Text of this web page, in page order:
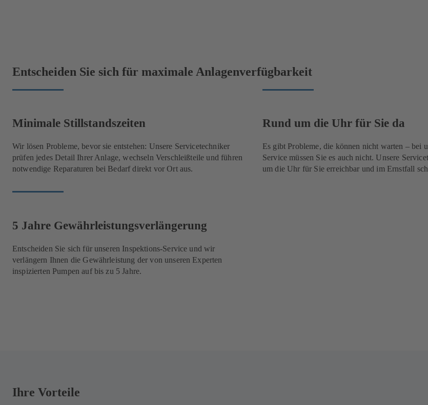
Entscheiden Sie sich für maximale Anlagenverfügbarkeit
Minimale Stillstandszeiten
Wir lösen Probleme, bevor sie entstehen: Unsere Servicetechniker
prüfen jedes Detail Ihrer Anlage, wechseln Verschleißteile und führen
notwendige Reparaturen bei Bedarf direkt vor Ort aus.
Rund um die Uhr für Sie da
Es gibt Probleme, die können nicht warten – bei
Service müssen Sie es auch nicht. Unsere
um die Uhr für Sie erreichbar und im Ernstfall
5 Jahre Gewährleistungsverlängerung
Entscheiden Sie sich für unseren Inspektions-Service und wir
verlängern Ihnen die Gewährleistung der von unseren Experten
inspizierten Pumpen auf bis zu 5 Jahre.
Ihre Vorteile